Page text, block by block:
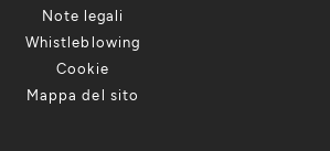
Note legali
Whistleblowing
Cookie
Mappa del sito